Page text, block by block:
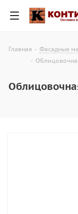
Главная - Фасадные
-